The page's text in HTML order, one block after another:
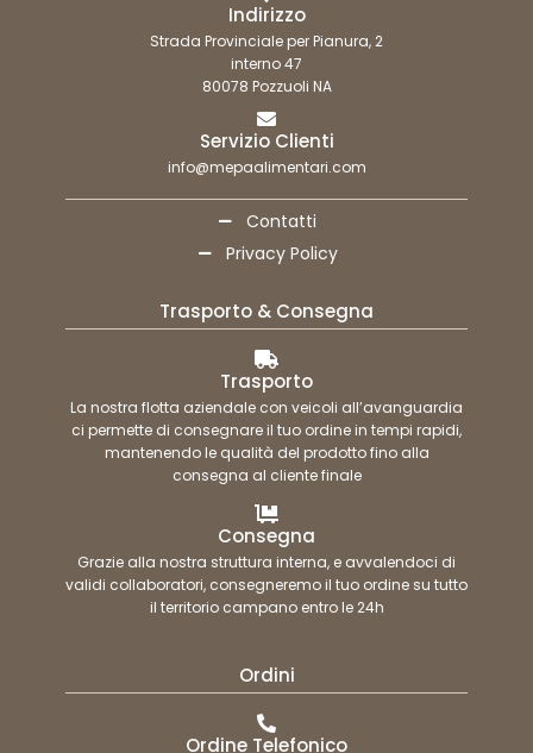
Indirizzo
Strada Provinciale per Pianura, 2
interno 47
80078 Pozzuoli NA
Servizio Clienti
info@mepaalimentari.com
Contatti
Privacy Policy
Trasporto & Consegna
Trasporto
La nostra flotta aziendale con veicoli all’avanguardia
ci permette di consegnare il tuo ordine in tempi rapidi,
mantenendo le qualità del prodotto fino alla
consegna al cliente finale
Consegna
Grazie alla nostra struttura interna, e avvalendoci di
validi collaboratori, consegneremo il tuo ordine su tutto
il territorio campano entro le 24h
Ordini
Ordine Telefonico